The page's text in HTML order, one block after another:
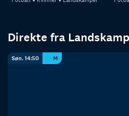
Direkte fra
Søn. 14:50 M